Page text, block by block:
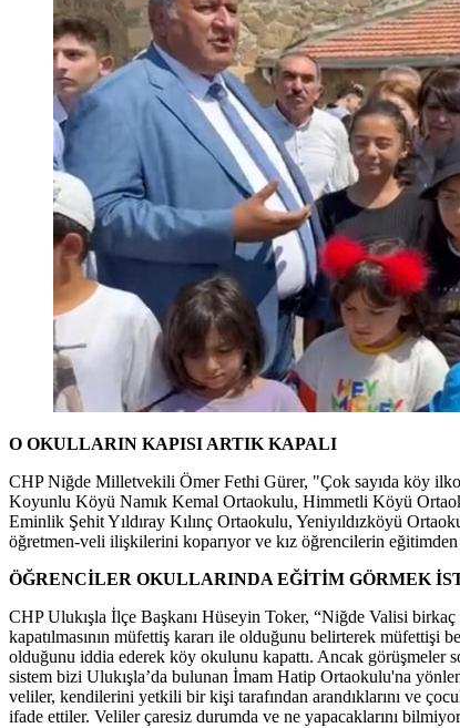
O OKULLARIN KAPISI ARTIK KAPALI
CHP Niğde Milletvekili Ömer Fethi Gürer, "Çok sayıda köy
Koyunlu Köyü Namık Kemal Ortaokulu, Himmetli Köyü
Eminlik Şehit Yıldıray Kılınç Ortaokulu, Yeniyıldızköyü
öğretmen-veli ilişkilerini koparıyor ve kız öğrencilerin eğitimden
ÖĞRENCİLER OKULLARINDA EĞİTİM GÖRMEK
CHP Ulukışla İlçe Başkanı Hüseyin Toker, “Niğde Valisi
kapatılmasının müfettiş kararı ile olduğunu belirterek
olduğunu iddia ederek köy okulunu kapattı. Ancak görüşmeler
sistem bizi Ulukışla’da bulunan İmam Hatip Ortaokulu'na
veliler, kendilerini yetkili bir kişi tarafından arandıklarını ve
ifade ettiler. Veliler çaresiz durumda ve ne yapacaklarını